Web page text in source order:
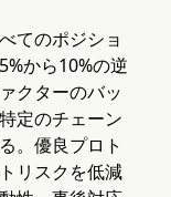
てのポジショ
から10%の逆
クターのバッ
定のチェーン
。優良プロト
リスクを低減